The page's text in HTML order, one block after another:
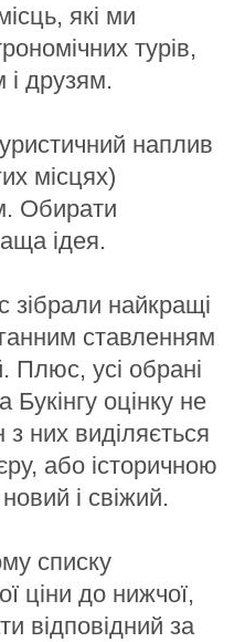
які ми
турів,
і друзям.
наплив
місцях)
Обирати
ідея.
найкращі
ставленням
Плюс, усі обрані
оцінку не
них виділяється
або історичною
і свіжий.
списку
ціни до нижчої,
відповідний за